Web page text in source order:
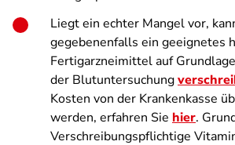
Liegt ein echter Mangel vor,
gegebenenfalls ein geeignetes
Fertigarzneimittel auf
der Blutuntersuchung
Kosten von der Krankenkasse
werden, erfahren Sie hier.
Verschreibungspflichtige